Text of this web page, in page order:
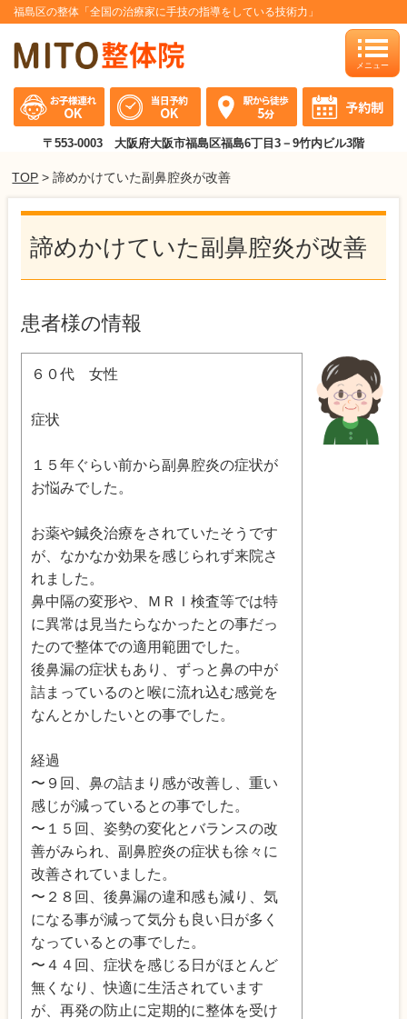
福島区の整体「全国の治療家に手技の指導をしている技術力」
〒553-0003 大阪府大阪市福島区福島6丁目3－9竹内ビル3階
toggle
TOP > 諦めかけていた副鼻腔炎が改善
諦めかけていた副鼻腔炎が改善
患者様の情報
６０代 女性
症状
１５年ぐらい前から副鼻腔炎の症状が
お悩みでした。
お薬や鍼灸治療をされていたそうです
が、なかなか効果を感じられず来院さ
れました。
鼻中隔の変形や、ＭＲＩ検査等では特
に異常は見当たらなかったとの事だっ
たので整体での適用範囲でした。
後鼻漏の症状もあり、ずっと鼻の中が
詰まっているのと喉に流れ込む感覚を
なんとかしたいとの事でした。
経過
〜９回、鼻の詰まり感が改善し、重い
感じが減っているとの事でした。
〜１５回、姿勢の変化とバランスの改
善がみられ、副鼻腔炎の症状も徐々に
改善されていました。
〜２８回、後鼻漏の違和感も減り、気
になる事が減って気分も良い日が多く
なっているとの事でした。
〜４４回、症状を感じる日がほとんど
無くなり、快適に生活されています
が、再発の防止に定期的に整体を受け